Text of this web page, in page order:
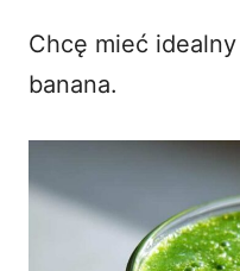
Chcę mieć
banana.